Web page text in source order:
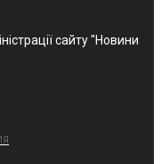
сайту "Новини